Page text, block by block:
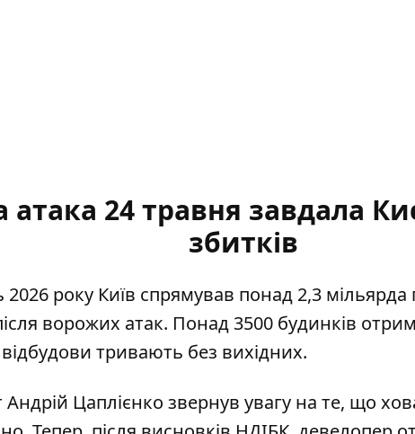
атака 24 травня завдала
збитків
року Київ спрямував понад 2,3
ворожих атак. Понад 3500 будинків
тривають без вихідних.
Цаплієнко звернув увагу на те, що